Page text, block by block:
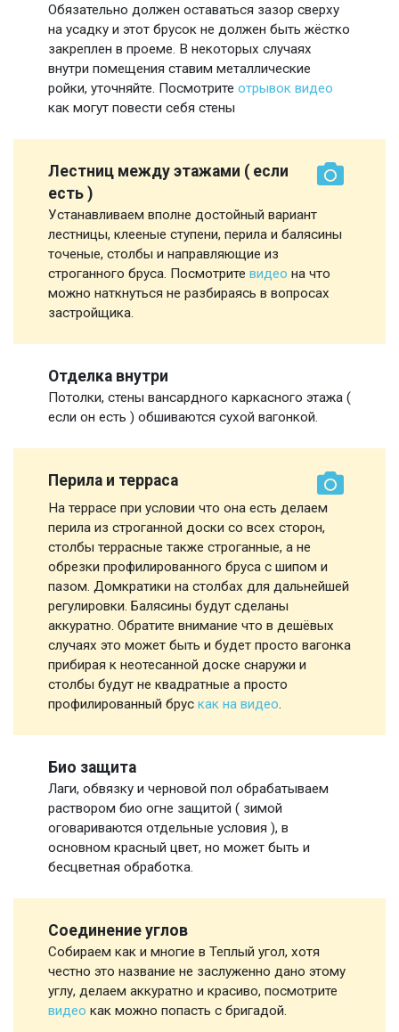
Обязательно должен оставаться зазор сверху
на усадку и этот брусок не должен быть жёстко
закреплен в проеме. В некоторых случаях
внутри помещения ставим металлические
ройки, уточняйте. Посмотрите отрывок видео
как могут повести себя стены
Лестниц между этажами ( если
есть )
Устанавливаем вполне достойный вариант
лестницы, клееные ступени, перила и балясины
точеные, столбы и направляющие из
строганного бруса. Посмотрите видео на что
можно наткнуться не разбираясь в вопросах
застройщика.
Отделка внутри
Потолки, стены вансардного каркасного этажа (
если он есть ) обшиваются сухой вагонкой.
Перила и терраса
На террасе при условии что она есть делаем
перила из строганной доски со всех сторон,
столбы террасные также строганные, а не
обрезки профилированного бруса с шипом и
пазом. Домкратики на столбах для дальнейшей
регулировки. Балясины будут сделаны
аккуратно. Обратите внимание что в дешёвых
случаях это может быть и будет просто вагонка
прибирая к неотесанной доске снаружи и
столбы будут не квадратные а просто
профилированный брус как на видео.
Био защита
Лаги, обвязку и черновой пол обрабатываем
раствором био огне защитой ( зимой
оговариваются отдельные условия ), в
основном красный цвет, но может быть и
бесцветная обработка.
Соединение углов
Собираем как и многие в Теплый угол, хотя
честно это название не заслуженно дано этому
углу, делаем аккуратно и красиво, посмотрите
видео как можно попасть с бригадой.